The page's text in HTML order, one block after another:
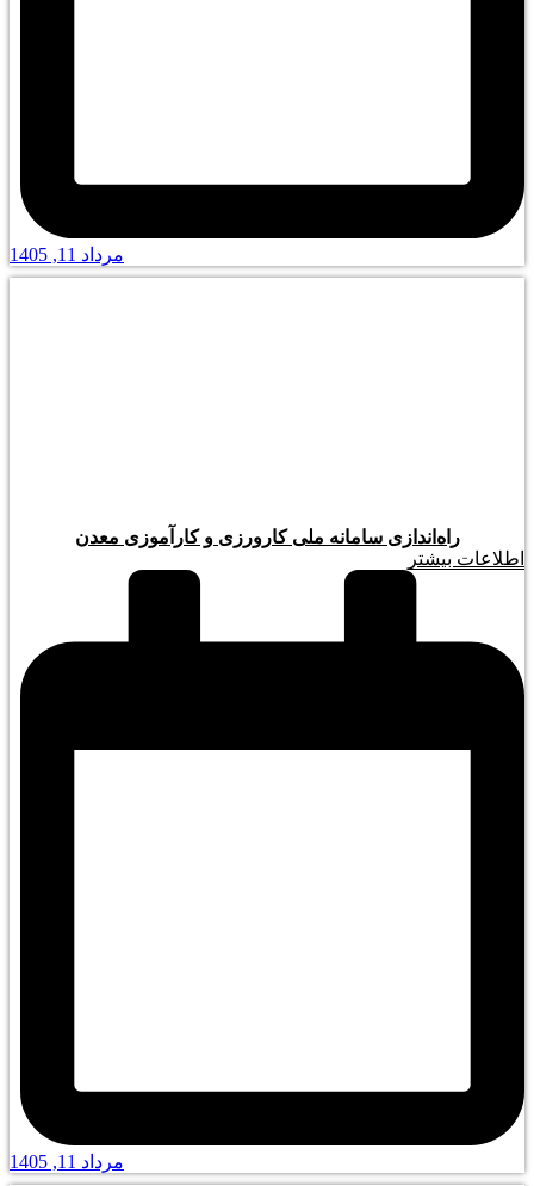
مرداد 11, 1405
راه‌اندازی سامانه ملی کارورزی و کارآموزی معدن
اطلاعات بیشتر
مرداد 11, 1405